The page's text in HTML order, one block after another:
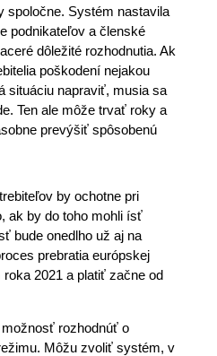
spoločne. Systém nastavila
podnikateľov a členské
dôležité rozhodnutia. Ak
poškodení nejakou
situáciu napraviť, musia sa
Ten ale môže trvať roky a
prevýšiť spôsobenú
by ochotne pri
ak by do toho mohli ísť
bude onedlho už aj na
prebratia európskej
2021 a platiť začne od
rozhodnúť o
Môžu zvoliť systém, v